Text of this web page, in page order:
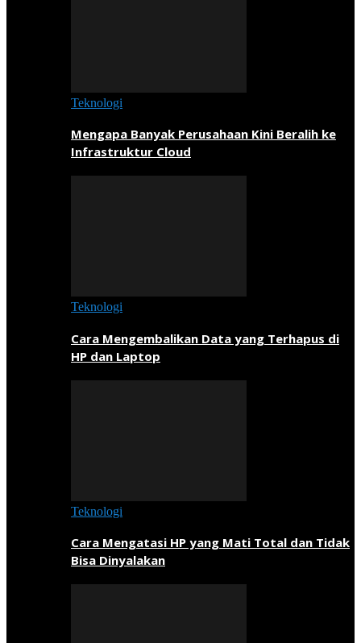
Teknologi
Mengapa Banyak Perusahaan Kini Beralih ke
Infrastruktur Cloud
Teknologi
Cara Mengembalikan Data yang Terhapus di
HP dan Laptop
Teknologi
Cara Mengatasi HP yang Mati Total dan Tidak
Bisa Dinyalakan